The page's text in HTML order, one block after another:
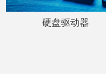
硬盘驱动器